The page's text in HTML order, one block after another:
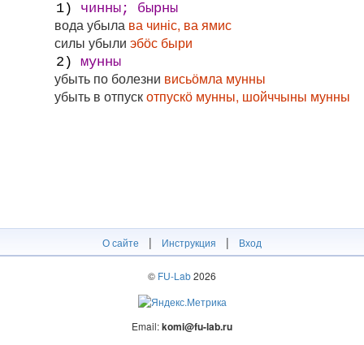
1) чинны; бырны
вода убыла ва чиніс, ва ямис
силы убыли эбӧс быри
2) мунны
убыть по болезни висьӧмла мунны
убыть в отпускотпускӧ мунны, шойччыны мунны
О сайте | Инструкция | Вход
© FU-Lab2026
Email:komi@fu-lab.ru